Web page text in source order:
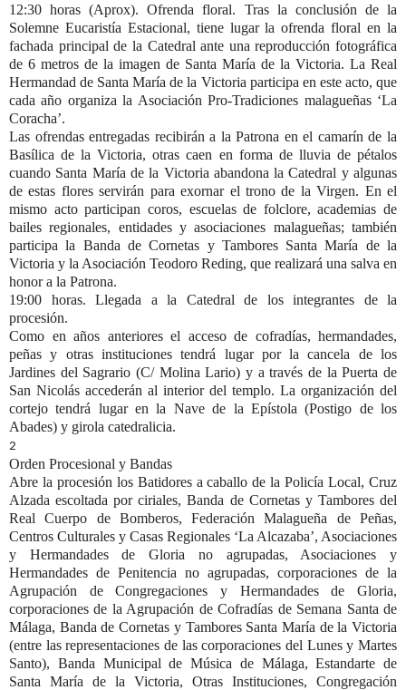
12:30 horas (Aprox). Ofrenda floral. Tras la conclusión de la
Solemne Eucaristía Estacional, tiene lugar la ofrenda floral en la
fachada principal de la Catedralante una reproducción fotográfica
de 6 metros de la imagen de Santa María de la Victoria. La Real
Hermandad de Santa María de la Victoria participa en este acto, que
cada año organiza la Asociación Pro-Tradiciones malagueñas ‘La
Coracha’.
Las ofrendas entregadas recibirán a la Patrona en el camarín de la
Basílica de la Victoria, otras caen en forma de lluvia de pétalos
cuando Santa María de la Victoria abandona la Catedral y algunas
de estas flores servirán para exornar el trono de la Virgen. En el
mismo acto participan coros, escuelas de folclore, academias de
bailes regionales, entidades y asociaciones malagueñas; también
participa la Banda de Cornetas y Tambores Santa María de la
Victoria y la Asociación Teodoro Reding, que realizará una salva en
honor a la Patrona.
19:00 horas. Llegada a la Catedral de los integrantes de la
procesión.
Como en años anteriores el acceso de cofradías, hermandades,
peñas y otras instituciones tendrá lugar por la cancela de los
Jardines del Sagrario (C/ Molina Lario) y a través de la Puerta de
San Nicolás accederán al interior del templo. La organización del
cortejo tendrá lugar en la Nave de la Epístola (Postigo de los
Abades) y girola catedralicia.
2
Orden Procesional y Bandas
Abre la procesión los Batidores a caballo de la Policía Local, Cruz
Alzada escoltada por ciriales,Banda de Cornetas y Tambores del
Real Cuerpo de Bomberos, Federación Malagueña de Peñas,
Centros Culturales y Casas Regionales ‘La Alcazaba’, Asociaciones
y Hermandades de Gloria no agrupadas, Asociaciones y
Hermandades de Penitencia no agrupadas, corporaciones de la
Agrupación de Congregaciones y Hermandades de Gloria,
corporaciones de la Agrupación de Cofradías de Semana Santa de
Málaga, Banda de Cornetas y Tambores Santa María de la Victoria
(entre las representaciones de las corporaciones del Lunes y Martes
Santo), Banda Municipal de Música de Málaga, Estandarte de
Santa María de la Victoria, Otras Instituciones, Congregación